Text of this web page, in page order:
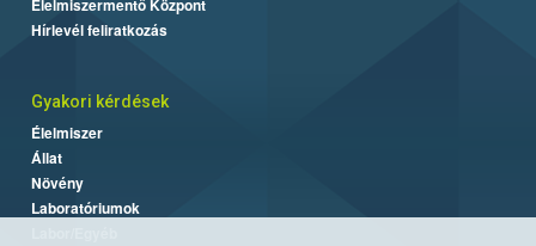
Élelmiszermentő Központ
Hírlevél feliratkozás
Gyakori kérdések
Élelmiszer
Állat
Növény
Laboratóriumok